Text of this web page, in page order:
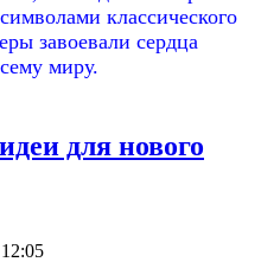
классического
завоевали сердца
миру.
для нового